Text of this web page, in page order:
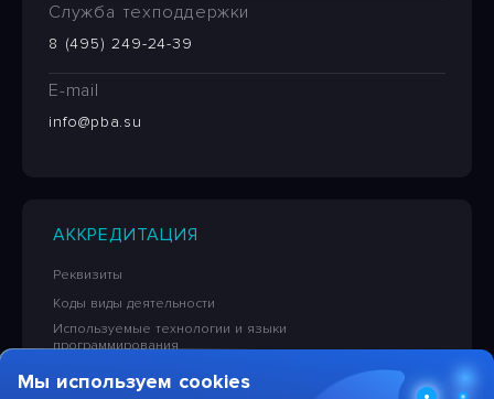
Служба техподдержки
8 (495) 249-24-39
E-mail
info@pba.su
АККРЕДИТАЦИЯ
Реквизиты
Коды виды деятельности
Используемые технологии и языки
программирования
Сведения об исключительных правах на ПО
Мы используем cookies